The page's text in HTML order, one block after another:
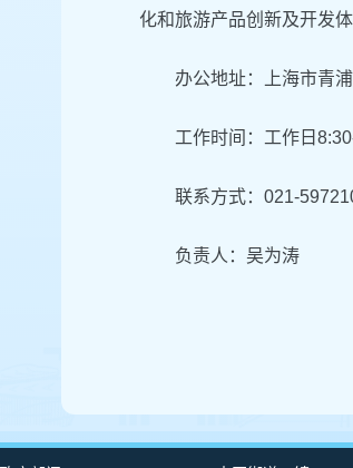
化和旅游产品创新及开发
办公地址： 上海市青
工作时间：工作日
联系方式：021-
负责人：吴为涛